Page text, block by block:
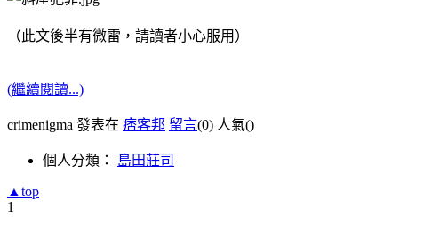
（此文後半有微雷，請讀者小心服用）
(繼續閱讀...)
crimenigma 發表在 痞客邦 留言(0) 人氣()
個人分類： 島田莊司
▲top
1